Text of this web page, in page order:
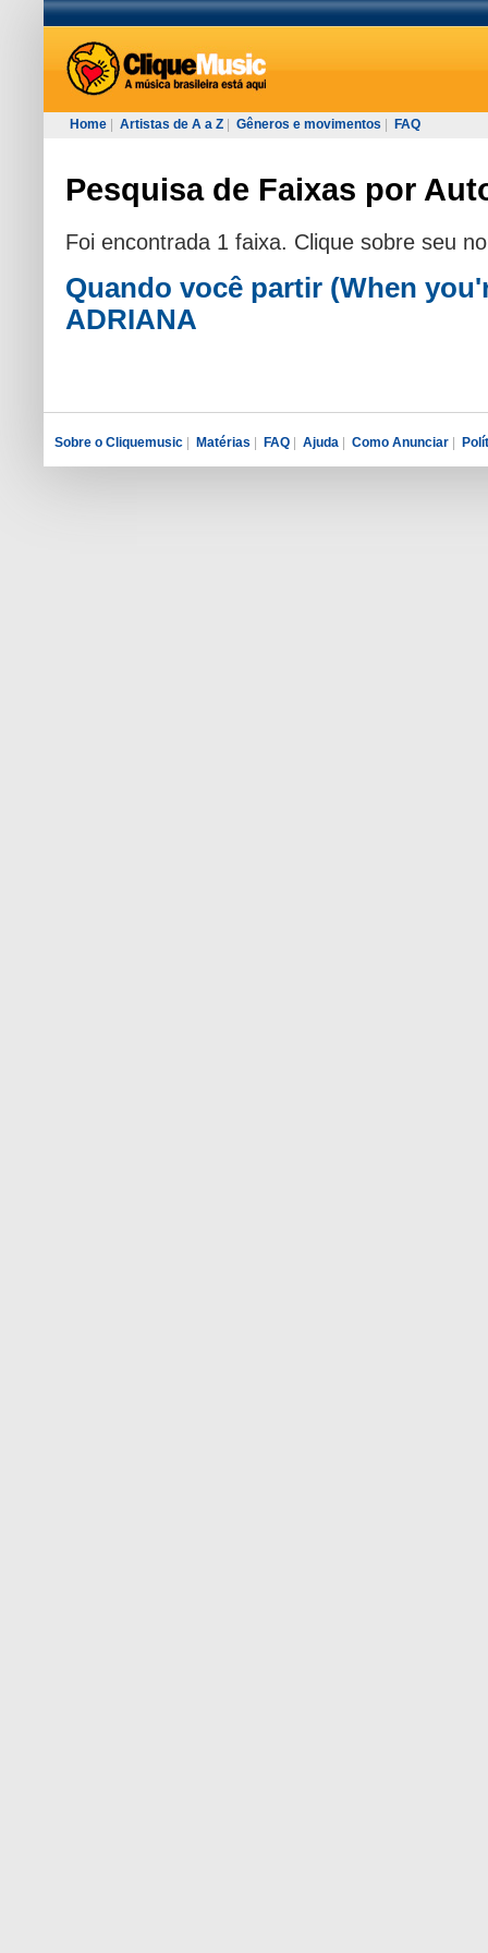
Home Artistas de A a Z Gêneros e movimentos FAQ
Pesquisa de Faixas por
Foi encontrada 1 faixa. Clique sobre seu
Quando você partir (When
ADRIANA
Sobre o Cliquemusic | Matérias | FAQ | Ajuda | Como Anunciar |